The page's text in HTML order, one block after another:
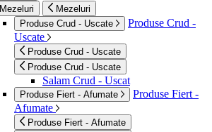
Mezeluri
Mezeluri
Produse Crud - Uscate
Produse Crud -
Uscate
Produse Crud - Uscate
Produse Crud - Uscate
Salam Crud - Uscat
Produse Fiert - Afumate
Produse Fiert -
Afumate
Produse Fiert - Afumate